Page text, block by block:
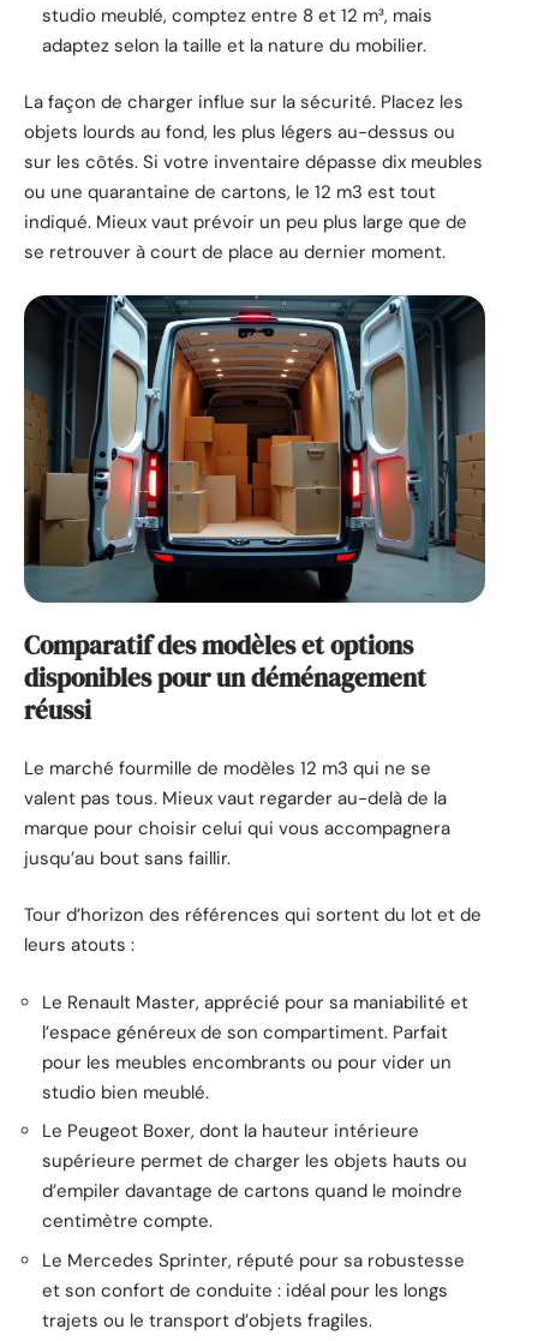
studio meublé, comptez entre 8 et 12 m³, mais
adaptez selon la taille et la nature du mobilier.
La façon de charger influe sur la sécurité. Placez les
objets lourds au fond, les plus légers au-dessus ou
sur les côtés. Si votre inventaire dépasse dix meubles
ou une quarantaine de cartons, le 12 m3 est tout
indiqué. Mieux vaut prévoir un peu plus large que de
se retrouver à court de place au dernier moment.
Comparatif des modèles et options
disponibles pour un déménagement
réussi
Le marché fourmille de modèles 12 m3 qui ne se
valent pas tous. Mieux vaut regarder au-delà de la
marque pour choisir celui qui vous accompagnera
jusqu’au bout sans faillir.
Tour d’horizon des références qui sortent du lot et de
leurs atouts :
Le Renault Master, apprécié pour sa maniabilité et
l’espace généreux de son compartiment. Parfait
pour les meubles encombrants ou pour vider un
studio bien meublé.
Le Peugeot Boxer, dont la hauteur intérieure
supérieure permet de charger les objets hauts ou
d’empiler davantage de cartons quand le moindre
centimètre compte.
Le Mercedes Sprinter, réputé pour sa robustesse
et son confort de conduite : idéal pour les longs
trajets ou le transport d’objets fragiles.